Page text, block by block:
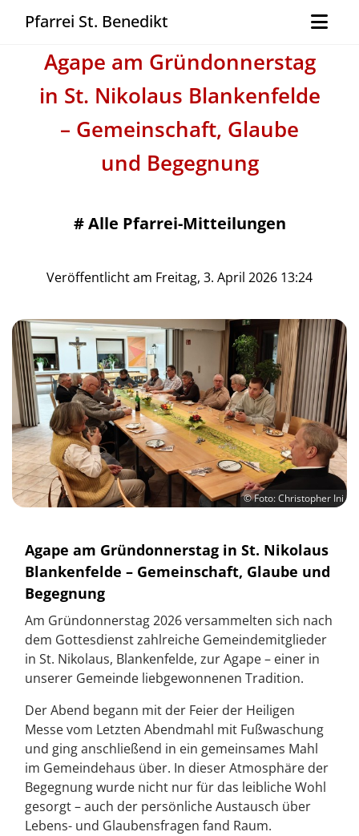
Pfarrei St. Benedikt
Agape am Gründonnerstag
in St. Nikolaus Blankenfelde
– Gemeinschaft, Glaube
und Begegnung
#Alle Pfarrei-Mitteilungen
Veröffentlicht am Freitag, 3. April 2026 13:24
© Foto: Christopher Ini
Agape am Gründonnerstag in St. Nikolaus
Blankenfelde – Gemeinschaft, Glaube und
Begegnung
Am Gründonnerstag 2026 versammelten sich nach
dem Gottesdienst zahlreiche Gemeindemitglieder
in St. Nikolaus, Blankenfelde, zur Agape – einer in
unserer Gemeinde liebgewonnenen Tradition.
Der Abend begann mit der Feier der Heiligen
Messe vom Letzten Abendmahl mit Fußwaschung
und ging anschließend in ein gemeinsames Mahl
im Gemeindehaus über. In dieser Atmosphäre der
Begegnung wurde nicht nur für das leibliche Wohl
gesorgt – auch der persönliche Austausch über
Lebens- und Glaubensfragen fand Raum.